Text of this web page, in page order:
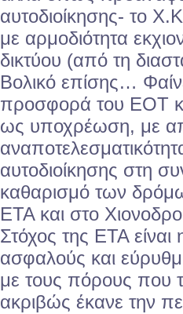
αυτοδιοίκησης- το
με αρμοδιότητα
δικτύου (από τη
Βολικό επίσης…
προσφορά του ΕΟΤ
ως υποχρέωση, με
αυτοδιοίκησης στη
καθαρισμό των
ΕΤΑ και στο
Στόχος της ΕΤΑ είναι
ασφαλούς και
με τους πόρους που
ακριβώς έκανε την